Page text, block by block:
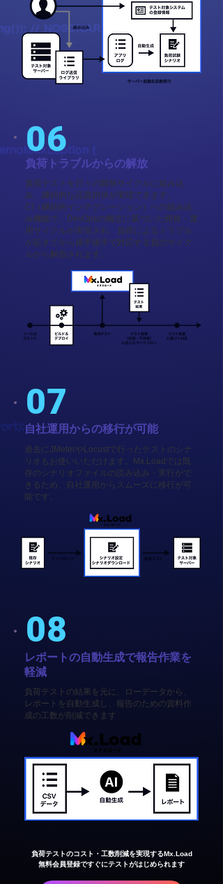
負荷トラブルからの解放
負荷テストを日々の開発サイクルに組み込
み、継続的な品質担保が実現できます。
CI（継続的インテグレーション）への組み込
み機能で、DevOpsの概念に基づいた開発・運
用サイクルが実現され、負荷によるトラブル
が起きてから後手後手で対応する負のサイク
ルから解放されます。
06
自社運用からの移行が可能
過去にJMeterやLocustで行ったテストのシナ
リオもお使いいただけます。Mx.Loadでは既
存のシナリオファイルの読み込み・実行がで
きるため、自社運用からスムーズに移行が可
能です。
07
レポートの自動生成で報告作業を
軽減
負荷テストの結果を元に、ローデータから、
レポートを自動生成し、報告のための資料作
成の工数が削減できます
08
負荷テストのコスト・工数削減を実現するMx.Load
無料会員登録ですぐにテストがはじめられます